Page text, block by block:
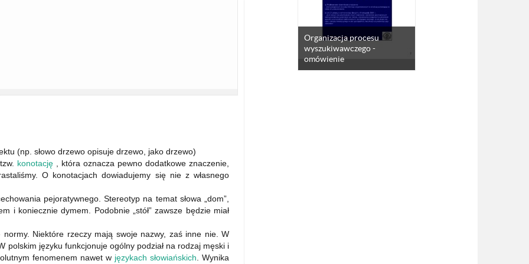
(np. słowo drzewo opisuje drzewo, jako drzewo)
konotację, która oznacza pewno dodatkowe znaczenie,
O konotacjach dowiadujemy się nie z własnego
pejoratywnego. Stereotyp na temat słowa „dom”,
i koniecznie dymem. Podobnie „stół” zawsze będzie miał
Niektóre rzeczy mają swoje nazwy, zaś inne nie. W
polskim języku funkcjonuje ogólny podział na rodzaj męski i
fenomenem nawet w językach słowiańskich. Wynika
Organizacja procesu
wyszukiwawczego -
omówienie